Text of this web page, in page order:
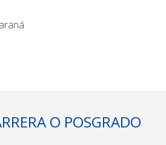
O POSGRADO